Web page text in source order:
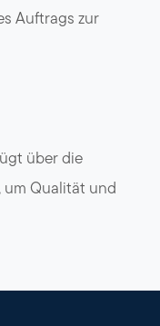
Auftrags zur
über die
Qualität und